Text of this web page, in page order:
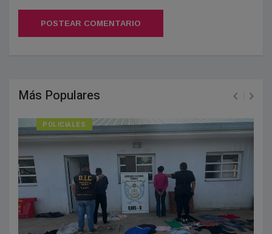
POSTEAR COMENTARIO
Más Populares
POLICIALES